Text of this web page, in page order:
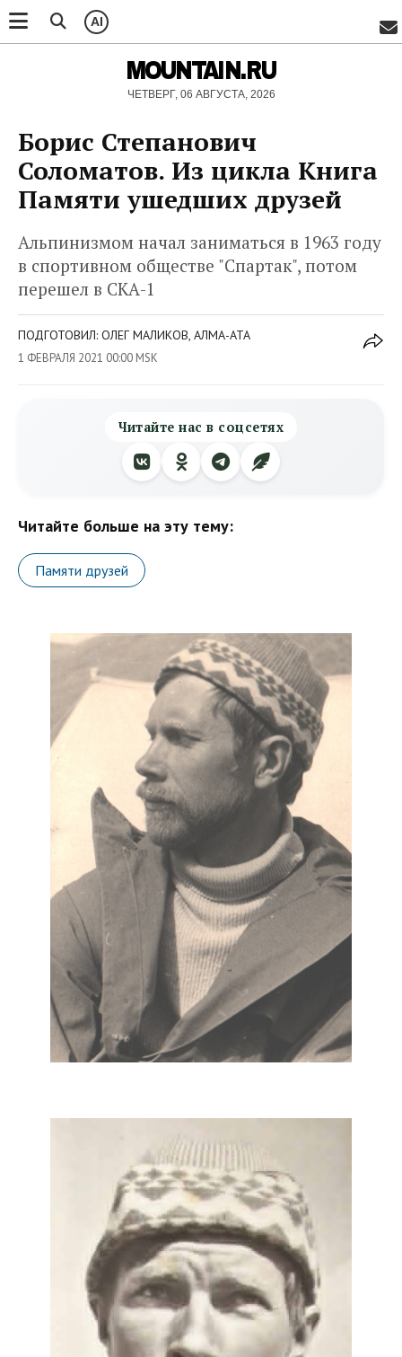
AI
MOUNTAIN.RU
ЧЕТВЕРГ, 06 АВГУСТА, 2026
Борис Степанович
Соломатов. Из цикла Книга
Памяти ушедших друзей
Альпинизмом начал заниматься в 1963 году
в спортивном обществе "Спартак", потом
перешел в СКА-1
ПОДГОТОВИЛ: ОЛЕГ МАЛИКОВ, АЛМА-АТА
1 ФЕВРАЛЯ 2021 00:00 MSK
Читайте нас в соцсетях
Читайте больше на эту тему:
Памяти друзей